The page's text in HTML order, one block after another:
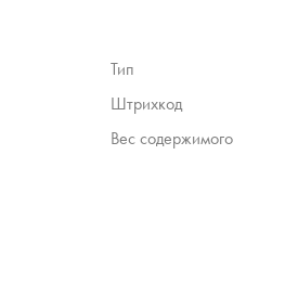
Тип
Штрихкод
Вес содержимого